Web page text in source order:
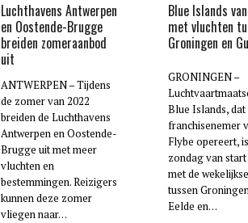
Luchthavens Antwerpen
en Oostende-Brugge
breiden zomeraanbod
uit
ANTWERPEN – Tijdens
de zomer van 2022
breiden de Luchthavens
Antwerpen en Oostende-
Brugge uit met meer
vluchten en
bestemmingen. Reizigers
kunnen deze zomer
vliegen naar…
Blue Islands
met vluchten
Groningen en
GRONINGEN –
Blue Islands, dat
franchisenemer
Flybe opereert, is
zondag van
met de
tussen
Eelde en…